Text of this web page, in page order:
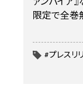
限定で全巻
#プレスリ